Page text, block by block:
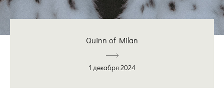
Quinn of Milan
1 декабря 2024